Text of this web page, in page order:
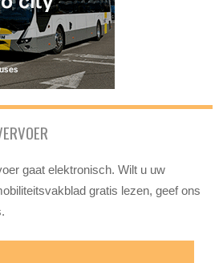
gaat elektronisch. Wilt u uw
gratis lezen, geef ons